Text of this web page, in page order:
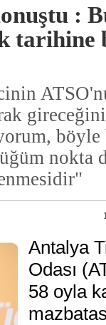
:
nokta
Antalya
Odası
58 oyla